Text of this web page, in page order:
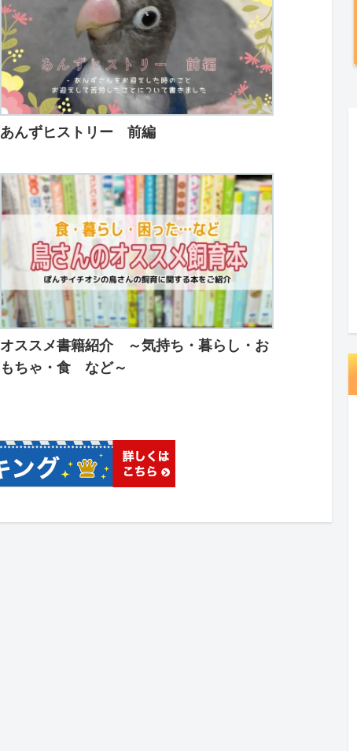
あんずヒストリー 前編
オススメ書籍紹介 ～気持ち・暮らし・お
もちゃ・食 など～